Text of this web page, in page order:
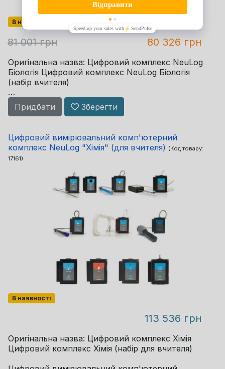
В наявності
81 001 грн 80 326 грн
Оригінальна назва: Цифровий комплекс NeuLog
Біологія Цифровий комплекс NeuLog Біологія
(набір вчителя)
Цифровий вимірювальний комплекс NeuLog
Біологія (набір для вчителя).
Цифровий вимірювальний комп'ютерний
комплекс для вчителя NeuLog ...
Придбати Зберегти
Цифровий вимірювальний комп'ютерний
комплекс NeuLog "Хімія" (для вчителя) (Код товару:
17161)
В наявності
113 536 грн
Оригінальна назва: Цифровий комплекс Хімія
Цифровий комплекс Хімія (набір для вчителя)